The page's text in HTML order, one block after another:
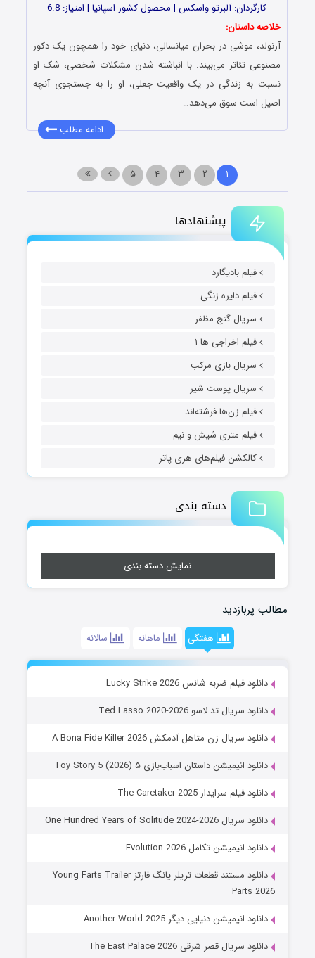
پیشنهادها
فیلم بادیگارد
فیلم دایره زنگی
سریال گنج مظفر
فیلم اخراجی ها ۱
سریال بازی مرکب
سریال پوست شیر
فیلم زن‌ها فرشته‌اند
فیلم متری شیش و نیم
کالکشن فیلم‌های هری پاتر
دسته بندی
نمایش دسته بندی
مطالب پربازدید
هفتگی ماهانه سالانه
دانلود فیلم ضربه شانس Lucky Strike 2026
دانلود سریال تد لاسو Ted Lasso 2020-2026
دانلود سریال زن متاهل آدمکش A Bona Fide Killer 2026
دانلود انیمیشن داستان اسباب‌بازی ۵ Toy Story 5 (2026)
دانلود فیلم سرایدار The Caretaker 2025
دانلود سریال One Hundred Years of Solitude 2024-2026
دانلود انیمیشن تکامل Evolution 2026
دانلود مستند قطعات تریلر یانگ فارتز Young Farts Trailer
Parts 2026
دانلود انیمیشن دنیایی دیگر Another World 2025
دانلود سریال قصر شرقی The East Palace 2026
کارگردان: آلبرتو واسکس | محصول کشور اسپانیا | امتیاز: 6.8
خلاصه داستان:
آرنولد، موشی در بحران میانسالی، دنیای خود را همچون یک دکور
مصنوعی تئاتر می‌بیند. با انباشته شدن مشکلات شخصی، شک او
نسبت به زندگی در یک واقعیت جعلی، او را به جستجوی آنچه
اصیل است سوق می‌دهد…
ادامه مطلب
۱ ۲ ۳ ۴ ۵